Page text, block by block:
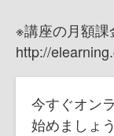
※講座の月額課
http://
今すぐオン
始めましょう